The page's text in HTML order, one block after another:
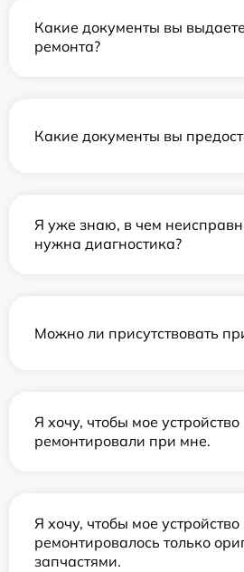
Какие документы вы
ремонта?
Какие документы вы
Я уже знаю, в чем
нужна диагностика?
Можно ли присутствовать
Я хочу, чтобы мое устройство
ремонтировали при мне.
Я хочу, чтобы мое
ремонтировалось только
запчастями.